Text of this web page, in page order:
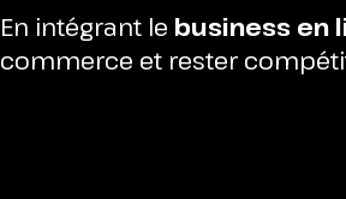
En intégrant le business en
commerce et rester